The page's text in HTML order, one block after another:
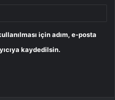
için adım, e-posta
kaydedilsin.